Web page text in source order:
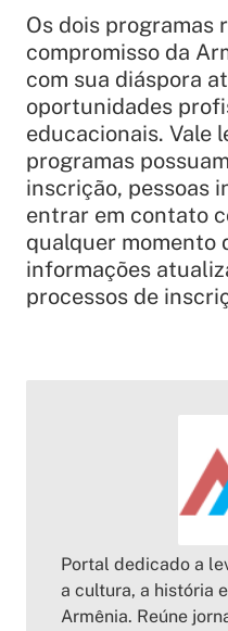
Os dois programas
compromisso da
com sua diáspora
oportunidades
educacionais. Vale
programas
inscrição, pessoas
entrar em contato
qualquer momento
informações
processos de
Portal dedicado a
a cultura, a história
Armênia. Reúne